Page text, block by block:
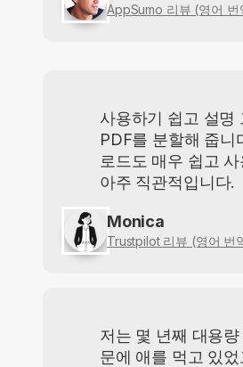
AppSumo 리뷰 (영어 번
사용하기 쉽고 설명
PDF를 분할해 줍니
로드도 매우 쉽고 사
아주 직관적입니다.
Monica
Trustpilot 리뷰 (영어 번
저는 몇 년째 대용량
문에 애를 먹고 있었